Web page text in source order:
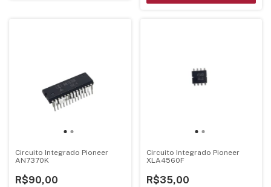
Circuito Integrado Pioneer
AN7370K
R$90,00
Circuito Integrado Pioneer
XLA4560F
R$35,00